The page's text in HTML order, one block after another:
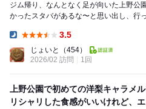
ジム帰り、なんとなく足が向いた上野公園。 そういえば、まだ行け
かったスタバがあるな〜と思い出し、行ってみました
3.5
じょいと
（454）
2026/02 訪問
1回
上野公園で初めての洋梨キャラメ
リシャリした食感がいいけれど、